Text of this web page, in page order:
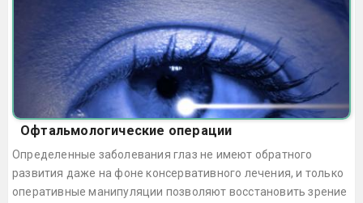
Офтальмологические операции
Определенные заболевания глаз не имеют обратного
развития даже на фоне консервативного лечения, и только
оперативные манипуляции позволяют восстановить зрение